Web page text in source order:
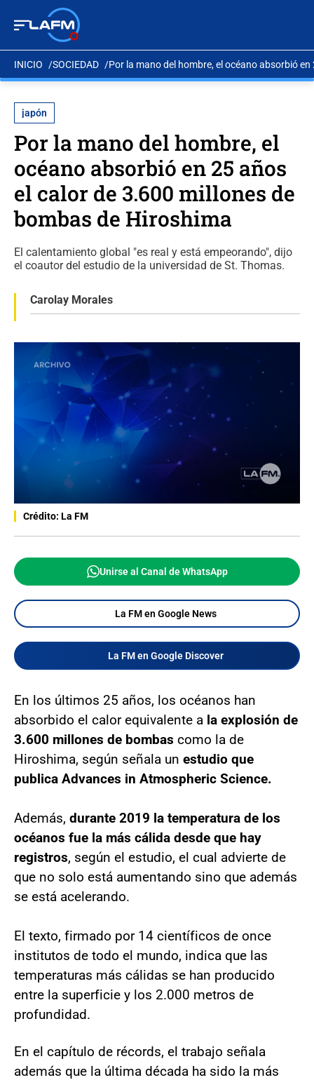
INICIO SOCIEDAD Por la mano del hombre, el océano absorbió
japón
Por la mano del hombre, el
océano absorbió en 25 años
el calor de 3.600 millones de
bombas de Hiroshima
El calentamiento global "es real y está empeorando", dijo
el coautor del estudio de la universidad de St. Thomas.
Carolay Morales
Crédito: La FM
Unirse al Canal de WhatsApp
La FM en Google News
La FM en Google Discover
En los últimos 25 años, los océanos han
absorbido el calor equivalente a la explosión de
3.600 millones de bombas como la de
Hiroshima, según señala un estudio que
publica Advances in Atmospheric Science.
Además, durante 2019 la temperatura de los
océanos fue la más cálida desde que hay
registros, según el estudio, el cual advierte de
que no solo está aumentando sino que además
se está acelerando.
El texto, firmado por 14 científicos de once
institutos de todo el mundo, indica que las
temperaturas más cálidas se han producido
entre la superficie y los 2.000 metros de
profundidad.
En el capítulo de récords, el trabajo señala
además que la última década ha sido la más